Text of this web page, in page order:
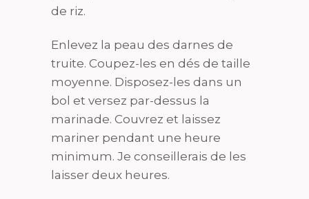
de riz.
Enlevez la peau des darnes de
truite. Coupez-les en dés de taille
moyenne. Disposez-les dans un
bol et versez par-dessus la
marinade. Couvrez et laissez
mariner pendant une heure
minimum. Je conseillerais de les
laisser deux heures.